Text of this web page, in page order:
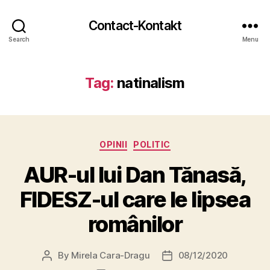
Search
Contact-Kontakt
Menu
Tag: natinalism
Categories
OPINII POLITIC
AUR-ul lui Dan Tănasă,
FIDESZ-ul care le lipsea
românilor
Post
By Mirela Cara-Dragu
Post08/12/2020